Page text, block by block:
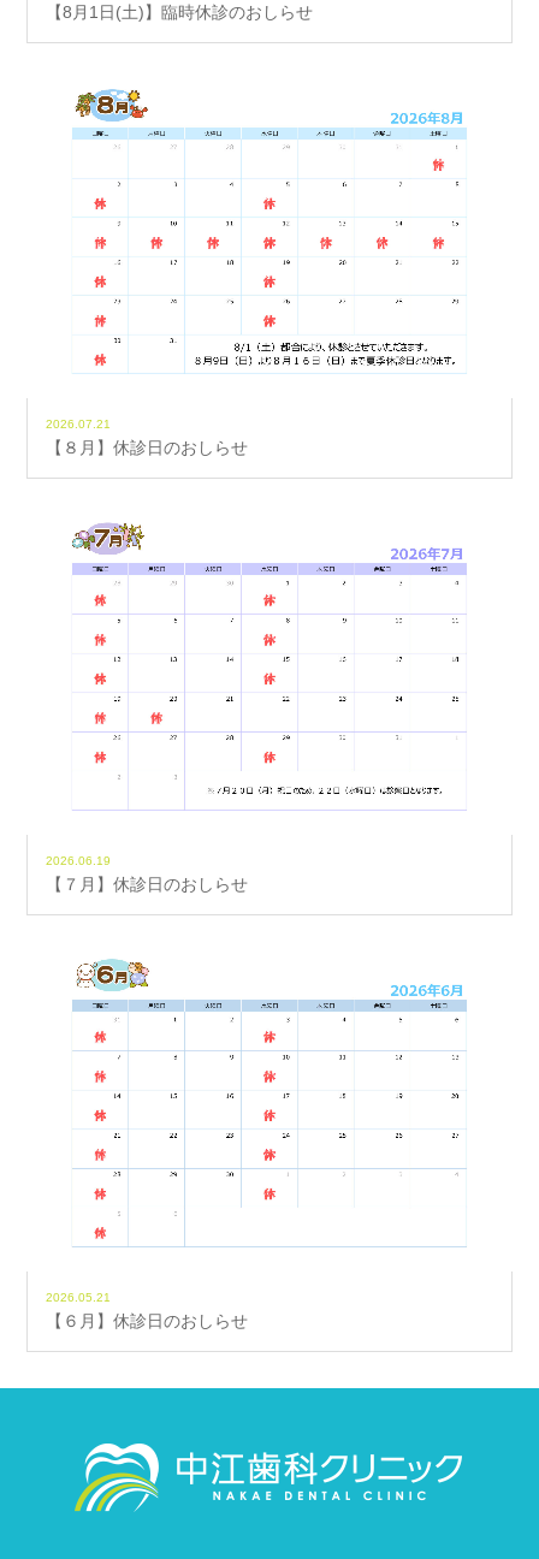
【8月1日(土)】臨時休診のおしらせ
2026.07.21
【８月】休診日のおしらせ
2026.06.19
【７月】休診日のおしらせ
2026.05.21
【６月】休診日のおしらせ